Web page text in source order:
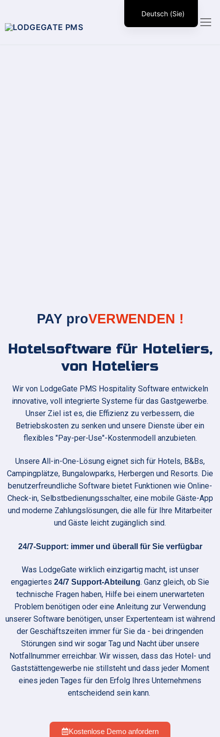
VERWENDEN !
PAY pro
Hotelsoftware für Hoteliers,
von Hoteliers
Wir von LodgeGate PMS Hospitality Software entwickeln
innovative, voll integrierte Systeme für das Gastgewerbe.
Unser Ziel ist es, die Effizienz zu verbessern, die
Betriebskosten zu senken und unsere Dienste über ein
flexibles "Pay-per-Use"-Kostenmodell anzubieten.
Unsere All-in-One-Lösung eignet sich für Hotels, B&Bs,
Campingplätze, Bungalowparks, Herbergen und Resorts. Die
benutzerfreundliche Software bietet Funktionen wie Online-
Check-in, Selbstbedienungsschalter, eine mobile Gäste-App
und moderne Zahlungslösungen, die alle für Ihre Mitarbeiter
und Gäste leicht zugänglich sind.
24/7-Support: immer und überall für Sie verfügbar
Was LodgeGate wirklich einzigartig macht, ist unser
engagiertes 24/7 Support-Abteilung. Ganz gleich, ob Sie
technische Fragen haben, Hilfe bei einem unerwarteten
Problem benötigen oder eine Anleitung zur Verwendung
unserer Software benötigen, unser Expertenteam ist während
der Geschäftszeiten immer für Sie da - bei dringenden
Störungen sind wir sogar Tag und Nacht über unsere
Notfallnummer erreichbar. Wir wissen, dass das Hotel- und
Gaststättengewerbe nie stillsteht und dass jeder Moment
eines jeden Tages für den Erfolg Ihres Unternehmens
entscheidend sein kann.
Kostenlose Demo anfordern
Deutsch (Sie)